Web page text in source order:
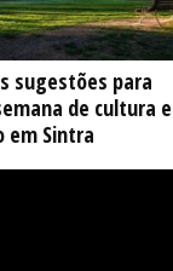
sugestões para
de cultura e
em Sintra